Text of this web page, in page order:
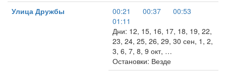
Улица Дружбы
00:21 00:37
00:53
01:11
Дни: 12, 15, 16, 17, 18, 19, 22,
23, 24, 25, 26, 29, 30 сен, 1, 2,
3, 6, 7, 8, 9 окт, …
Остановки: Везде